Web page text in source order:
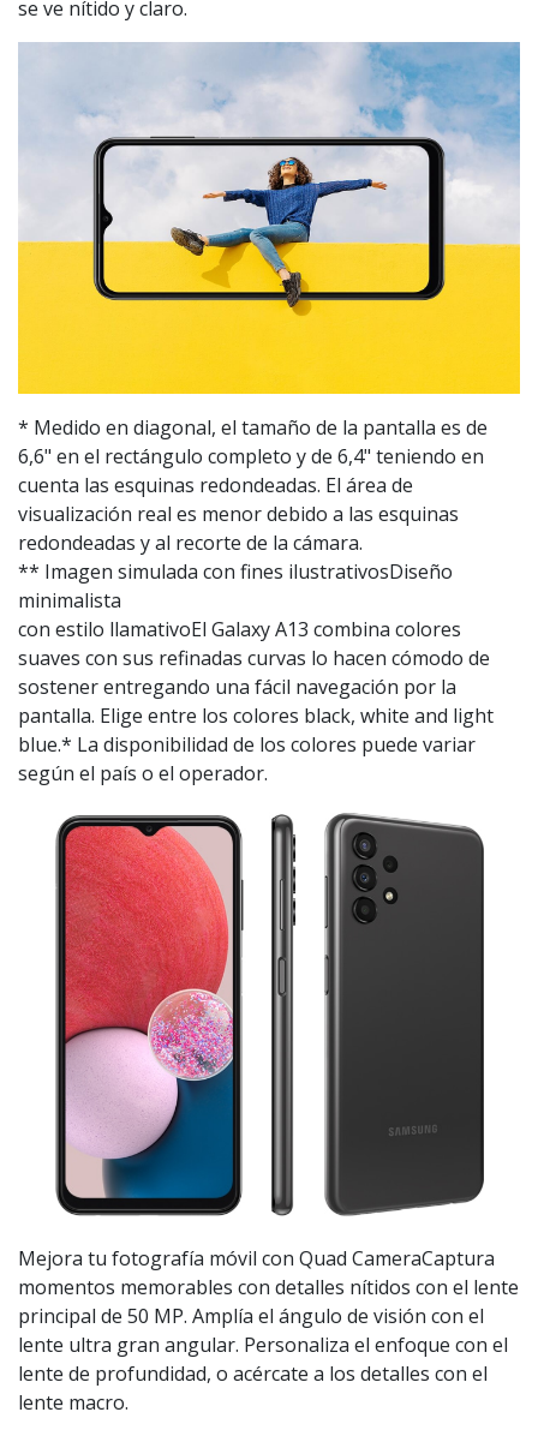
se ve nítido y claro.
* Medido en diagonal, el tamaño de la pantalla es de
6,6" en el rectángulo completo y de 6,4" teniendo en
cuenta las esquinas redondeadas. El área de
visualización real es menor debido a las esquinas
redondeadas y al recorte de la cámara.
** Imagen simulada con fines ilustrativosDiseño
minimalista
con estilo llamativoEl Galaxy A13 combina colores
suaves con sus refinadas curvas lo hacen cómodo de
sostener entregando una fácil navegación por la
pantalla. Elige entre los colores black, white and light
blue.* La disponibilidad de los colores puede variar
según el país o el operador.
Mejora tu fotografía móvil con Quad CameraCaptura
momentos memorables con detalles nítidos con el lente
principal de 50 MP. Amplía el ángulo de visión con el
lente ultra gran angular. Personaliza el enfoque con el
lente de profundidad, o acércate a los detalles con el
lente macro.